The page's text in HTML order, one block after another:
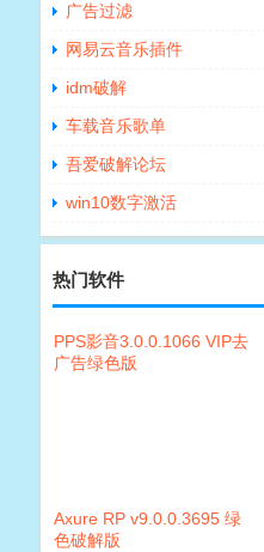
广告过滤
网易云音乐插件
idm破解
车载音乐歌单
吾爱破解论坛
win10数字激活
热门软件
PPS影音3.0.0.1066 VIP去
广告绿色版
Axure RP v9.0.0.3695 绿
色破解版